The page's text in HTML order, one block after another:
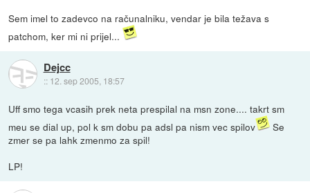
Sem imel to zadevco na računalniku, vendar je bila težava s
patchom, ker mi ni prijel...
Dejcc
:: 12. sep 2005, 18:57
Uff smo tega vcasih prek neta prespilal na msn zone.... takrt sm
meu se dial up, pol k sm dobu pa adsl pa nism vec spilov
Se
zmer se pa lahk zmenmo za spil!
LP!